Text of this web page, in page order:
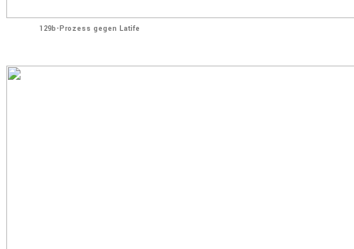
129b-Prozess gegen Latife